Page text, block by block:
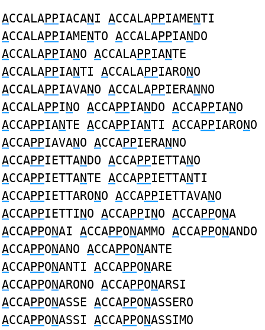
ACCALAPPIACANI ACCALAPPIAMENTI
ACCALAPPIAMENTO ACCALAPPIANDO
ACCALAPPIANO ACCALAPPIANTE
ACCALAPPIANTI ACCALAPPIARONO
ACCALAPPIAVANO ACCALAPPIERANNO
ACCALAPPINO ACCAPPIANDO ACCAPPIANO
ACCAPPIANTE ACCAPPIANTI ACCAPPIARONO
ACCAPPIAVANO ACCAPPIERANNO
ACCAPPIETTANDO ACCAPPIETTANO
ACCAPPIETTANTE ACCAPPIETTANTI
ACCAPPIETTARONO ACCAPPIETTAVANO
ACCAPPIETTINO ACCAPPINO ACCAPPONA
ACCAPPONAI ACCAPPONAMMO ACCAPPONANDO
ACCAPPONANO ACCAPPONANTE
ACCAPPONANTI ACCAPPONARE
ACCAPPONARONO ACCAPPONARSI
ACCAPPONASSE ACCAPPONASSERO
ACCAPPONASSI ACCAPPONASSIMO